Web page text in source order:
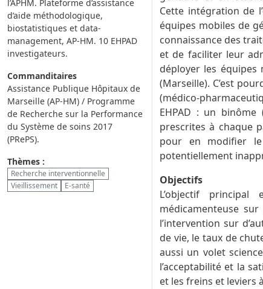
l’APHM. Plateforme d’assistance
d’aide méthodologique,
biostatistiques et data-
management, AP-HM. 10 EHPAD
investigateurs.
Commanditaires
Assistance Publique Hôpitaux de
Marseille (AP-HM) / Programme
de Recherche sur la Performance
du Système de soins 2017
(PRePS).
Thèmes :
Recherche interventionnelle
Vieillissement
E-santé
Cette intégration de
équipes mobiles de
connaissance des
et de faciliter leur
déployer les équipes
(Marseille). C’est
(médico-
EHPAD : un binôme
prescrites à chaque
pour en modifier le
potentiellement
Objectifs
L’objectif
médicamenteuse
l’intervention sur
de vie, le taux de
aussi un volet
l’acceptabilité et la
et les freins et leviers